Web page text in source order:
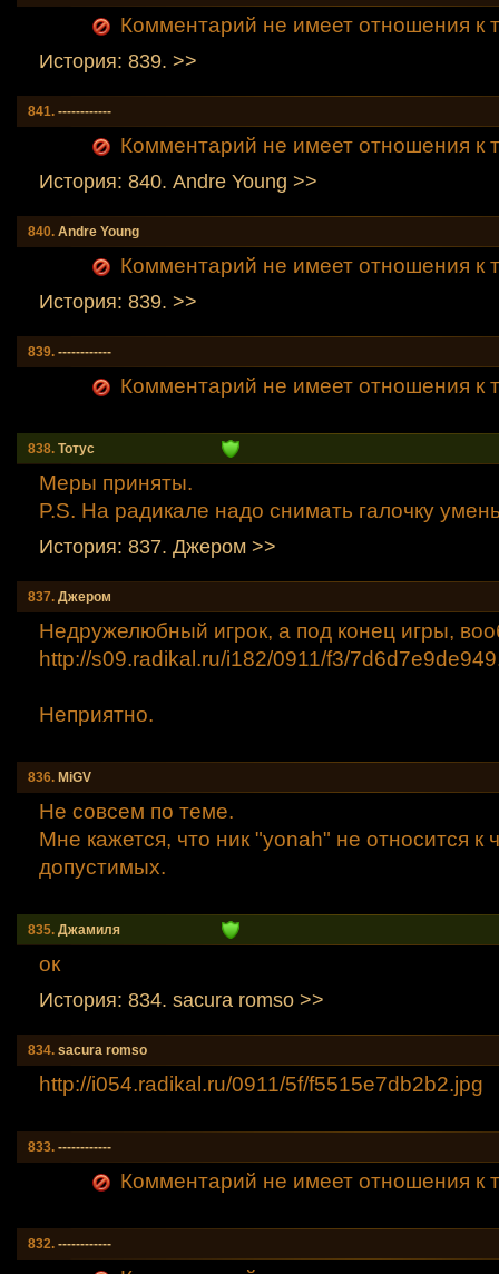
Комментарий не имеет отношения к
История: 839. >>
841. ------------
Комментарий не имеет отношения к
История: 840. Andre Young >>
840. Andre Young
Комментарий не имеет отношения к
История: 839. >>
839. ------------
Комментарий не имеет отношения к
838. Тотус
Меры приняты.
P.S. На радикале надо снимать галочку
История: 837. Джером >>
837. Джером
Недружелюбный игрок, а под конец игры,
http://s09.radikal.ru/i182/0911/f3/7d6d7e9de94
Неприятно.
836. MiGV
Не совсем по теме.
Мне кажется, что ник "yonah" не относится к
допустимых.
835. Джамиля
ок
История: 834. sacura romso >>
834. sacura romso
http://i054.radikal.ru/0911/5f/f5515e7db2b2.jpg
833. ------------
Комментарий не имеет отношения к
832. ------------